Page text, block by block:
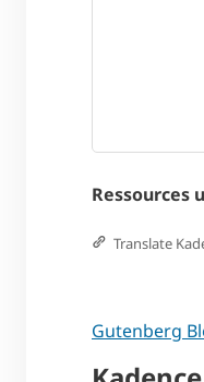
Ressources
Translate
Gutenberg